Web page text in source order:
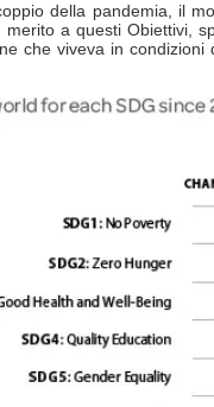
della pandemia, il
a questi Obiettivi,
che viveva in